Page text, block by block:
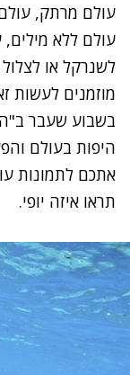
עולם מרתק,
עולם ללא
לשנרקל או
מוזמנים לעשות
בשבוע שעבר ב"
היפות בעולם
אתכם לתמונות
תראו איזה יופי.